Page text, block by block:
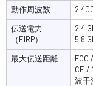
動作周波数
伝送電力
（EIRP）
2.4
5.8
最大伝送距離
FCC
CE /
波干